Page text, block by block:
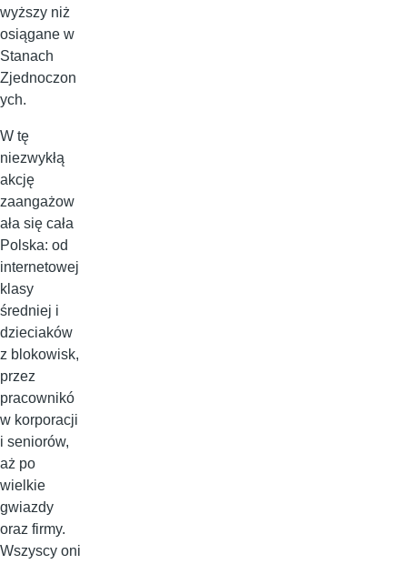
wyższy niż
osiągane w
Stanach
Zjednoczon
ych.
W tę
niezwykłą
akcję
zaangażow
ała się cała
Polska: od
internetowej
klasy
średniej i
dzieciaków
z blokowisk,
przez
pracownikó
w korporacji
i seniorów,
aż po
wielkie
gwiazdy
oraz firmy.
Wszyscy oni